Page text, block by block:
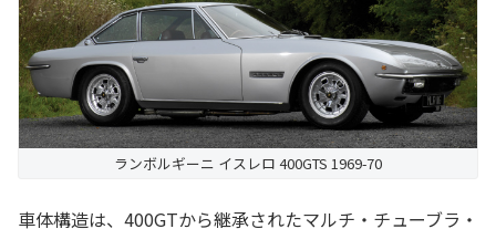
ランボルギーニ イスレロ 400GTS 1969-70
車体構造は、400GTから継承されたマルチ・チューブラ・